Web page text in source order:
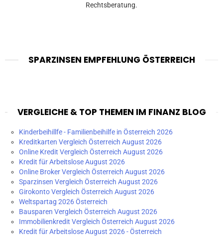
Rechtsberatung.
SPARZINSEN EMPFEHLUNG ÖSTERREICH
VERGLEICHE & TOP THEMEN IM FINANZ BLOG
Kinderbeihillfe - Familienbeihilfe in Österreich 2026
Kreditkarten Vergleich Österreich August 2026
Online Kredit Vergleich Österreich August 2026
Kredit für Arbeitslose August 2026
Online Broker Vergleich Österreich August 2026
Sparzinsen Vergleich Österreich August 2026
Girokonto Vergleich Österreich August 2026
Weltspartag 2026 Österreich
Bausparen Vergleich Österreich August 2026
Immobilienkredit Vergleich Österreich August 2026
Kredit für Arbeitslose August 2026 - Österreich